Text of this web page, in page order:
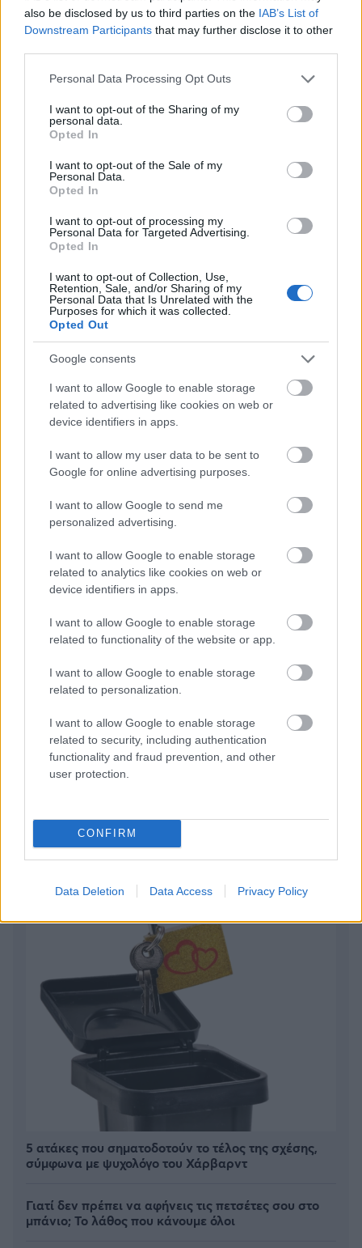
also be disclosed by us to third parties on the IAB’s List of
Downstream Participants that may further disclose it to other
Please note that this website/app uses one or more Google
not limited to your visit or usage behaviour. You may click to
grant or deny consent to Google and its third-party tags to
use your data for below specified purposes in below Google
consent section.
Personal Data Processing Opt Outs
I want to opt-out of the Sharing of my
personal data.
Opted In
I want to opt-out of the Sale of my
Personal Data.
Opted In
I want to opt-out of processing my
Personal Data for Targeted Advertising.
Opted In
I want to opt-out of Collection, Use,
Retention, Sale, and/or Sharing of my
Personal Data that Is Unrelated with the
Purposes for which it was collected.
Opted Out
Google consents
I want to allow Google to enable storage
related to advertising like cookies on web or
device identifiers in apps.
I want to allow my user data to be sent to
Google for online advertising purposes.
I want to allow Google to send me
personalized advertising.
I want to allow Google to enable storage
related to analytics like cookies on web or
device identifiers in apps.
I want to allow Google to enable storage
related to functionality of the website or app.
I want to allow Google to enable storage
related to personalization.
I want to allow Google to enable storage
related to security, including authentication
functionality and fraud prevention, and other
user protection.
CONFIRM
Data Deletion Data Access Privacy Policy
«Μου χρωστάς έναν Αύγουστο»: Όλοι μιλούν για τη
φράση που έγινε τραγούδι, κανείς δεν ξέρει από
πού προήλθε
Ο χορηγός στη νέα φανέλα του Σαλάχ έκανε τους
Έλληνες να απορούν
Αποστολία Ζώη: Ποζάρει στην παραλία και
εντυπωσιάζει με το καλλίγραμμο σώμα της
Πόσο δίνουν οι στοιχηματικές στον Μητσοτάκη
Τα 15 μεγάλα οδικά έργα που αλλάζουν τον χάρτη -
Πότε ολοκληρώνονται, ποια καθυστερούν
Το χρονοδιάγραμμα για την αποκατάσταση της
Δυτικής Αττικής μετά τη φωτιά
5 ατάκες που σηματοδοτούν το τέλος της σχέσης,
σύμφωνα με ψυχολόγο του Χάρβαρντ
Γιατί δεν πρέπει να αφήνεις τις πετσέτες σου στο
μπάνιο; Το λάθος που κάνουμε όλοι